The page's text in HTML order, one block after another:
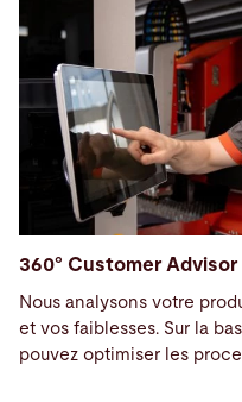
360° Customer Advisor
Nous analysons votre
et vos faiblesses. Sur la
pouvez optimiser les